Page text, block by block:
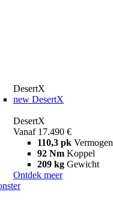
DesertX
new DesertX
DesertX
Vanaf 17.490 €
110,3 pk Vermogen
92 Nm Koppel
209 kg Gewicht
Ontdek meer